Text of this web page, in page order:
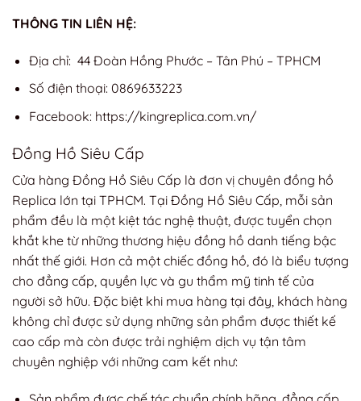
THÔNG TIN LIÊN HỆ:
Địa chỉ: 44 Đoàn Hồng Phước – Tân Phú – TPHCM
Số điện thoại: 0869633223
Facebook: https://kingreplica.com.vn/
Đồng Hồ Siêu Cấp
Cửa hàng Đồng Hồ Siêu Cấp là đơn vị chuyên đồng hồ
Replica lớn tại TPHCM. Tại Đồng Hồ Siêu Cấp, mỗi sản
phẩm đều là một kiệt tác nghệ thuật, được tuyển chọn
khắt khe từ những thương hiệu đồng hồ danh tiếng bậc
nhất thế giới. Hơn cả một chiếc đồng hồ, đó là biểu tượng
cho đẳng cấp, quyền lực và gu thẩm mỹ tinh tế của
người sở hữu. Đặc biệt khi mua hàng tại đây, khách hàng
không chỉ được sử dụng những sản phẩm được thiết kế
cao cấp mà còn được trải nghiệm dịch vụ tận tâm
chuyên nghiệp với những cam kết như: